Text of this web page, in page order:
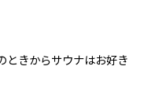
ときからサウナはお好き